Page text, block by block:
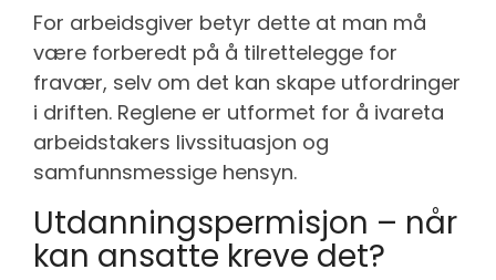
For arbeidsgiver betyr dette at man må
være forberedt på å tilrettelegge for
fravær, selv om det kan skape utfordringer
i driften. Reglene er utformet for å ivareta
arbeidstakers livssituasjon og
samfunnsmessige hensyn.
Utdanningspermisjon – når
kan ansatte kreve det?